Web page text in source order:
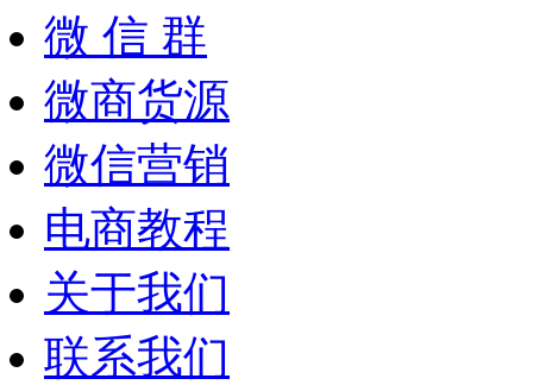
微 信 群
微商货源
微信营销
电商教程
关于我们
联系我们